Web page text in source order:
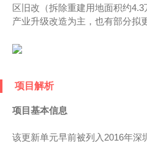
区旧改（拆除重建用地面积约
产业升级改造为主，也有部分拟
项目解析
项目基本信息
该更新单元早前被列入2016年深